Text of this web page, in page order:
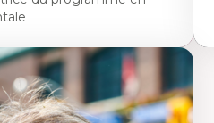
et neurosciences
cliniques